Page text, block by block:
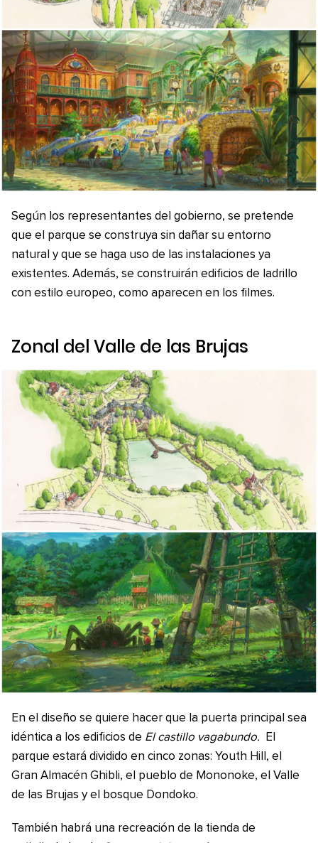
Según los representantes del gobierno, se pretende
que el parque se construya sin dañar su entorno
natural y que se haga uso de las instalaciones ya
existentes. Además, se construirán edificios de ladrillo
con estilo europeo, como aparecen en los filmes.
Zonal del Valle de las Brujas
En el diseño se quiere hacer que la puerta principal sea
idéntica a los edificios de El castillo vagabundo. El
parque estará dividido en cinco zonas: Youth Hill, el
Gran Almacén Ghibli, el pueblo de Mononoke, el Valle
de las Brujas y el bosque Dondoko.
También habrá una recreación de la tienda de